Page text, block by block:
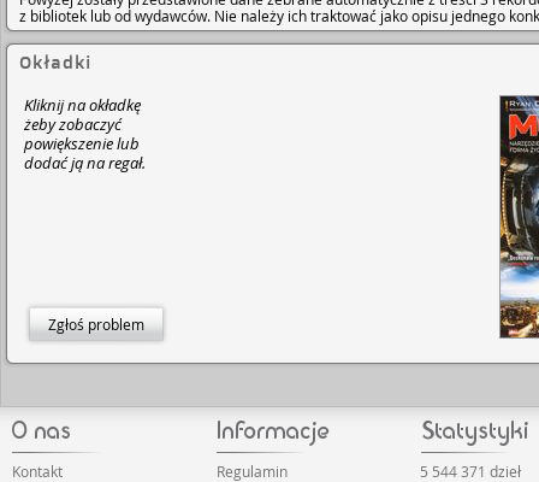
z bibliotek lub od wydawców. Nie należy ich traktować jako opisu jednego
Okładki
Kliknij na okładkę
żeby zobaczyć
powiększenie lub
dodać ją na regał.
Zgłoś problem
Kontakt
Regulamin
5 544 371 dzieł